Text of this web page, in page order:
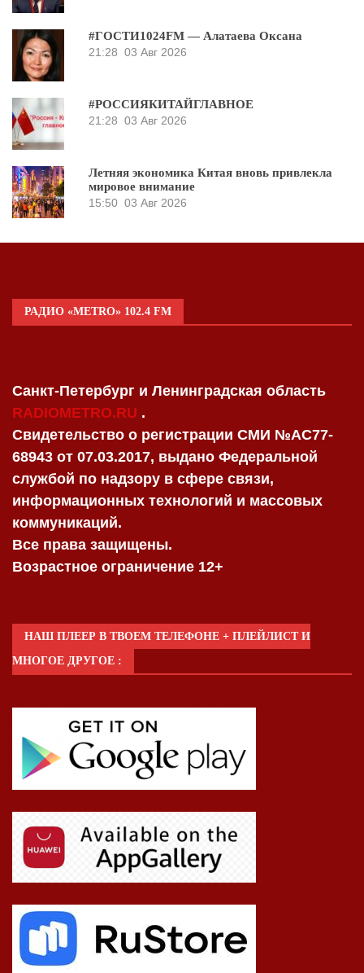
#ГОСТИ1024FM — Алатаева Оксана
21:28 03 Авг 2026
#РОССИЯКИТАЙГЛАВНОЕ
21:28 03 Авг 2026
Летняя экономика Китая вновь привлекла
мировое внимание
15:50 03 Авг 2026
РАДИО «METRO» 102.4 FM
Санкт-Петербург и Ленинградская область
RADIOMETRO.RU .
Свидетельство о регистрации СМИ №AC77-
68943 от 07.03.2017, выдано Федеральной
службой по надзору в сфере связи,
информационных технологий и массовых
коммуникаций.
Все права защищены.
Возрастное ограничение 12+
НАШ ПЛЕЕР В ТВОЕМ ТЕЛЕФОНЕ + ПЛЕЙЛИСТ И
МНОГОЕ ДРУГОЕ :